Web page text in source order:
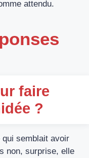
attendu.
faire
?
semblait avoir
non, surprise, elle